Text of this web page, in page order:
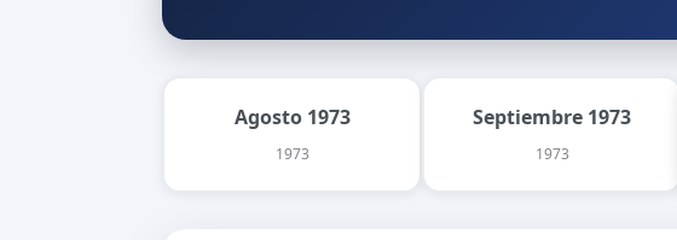
Agosto 1973
1973
Septiembre 1973
1973